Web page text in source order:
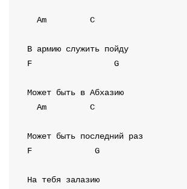
Am C
F
G
Am
C
F
G
На тебя залазию